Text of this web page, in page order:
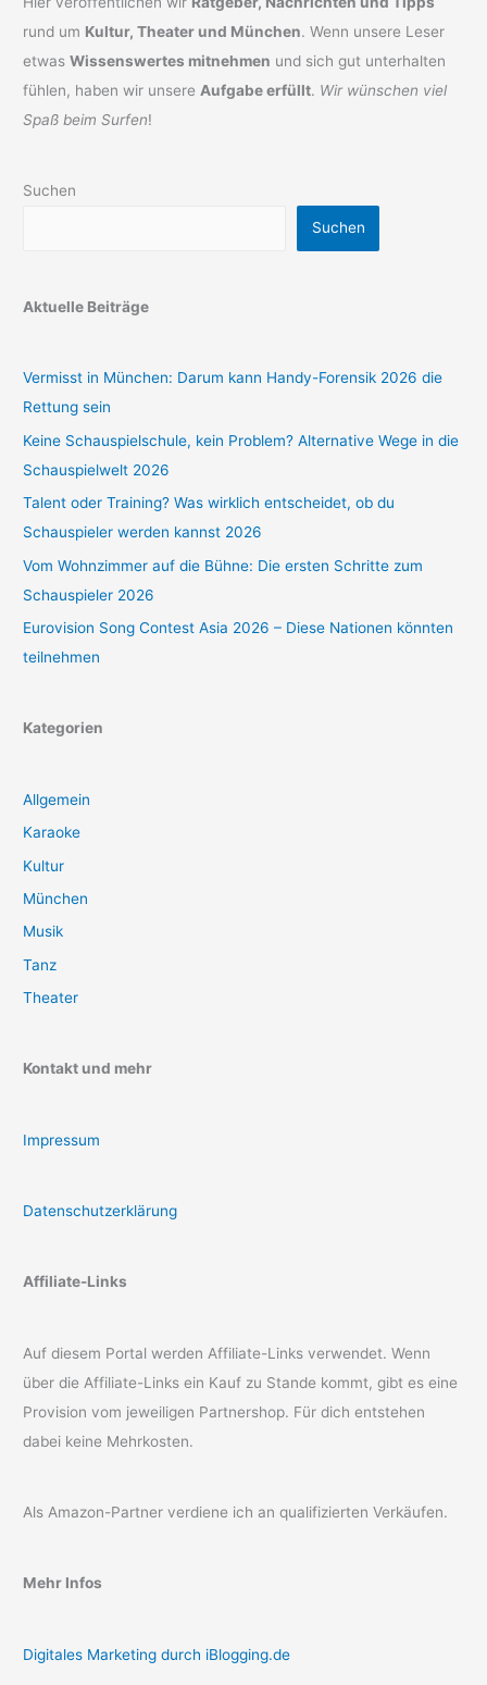
rund um Kultur, Theater und München. Wenn unsere Leser
etwasWissenswertes mitnehmen und sich gut unterhalten
fühlen, haben wir unsere Aufgabe erfüllt. Wir wünschen viel
Spaß beim Surfen!
Suchen
Suchen
Aktuelle Beiträge
Vermisst in München: Darum kann Handy-Forensik 2026 die
Rettung sein
Keine Schauspielschule, kein Problem? Alternative Wege in die
Schauspielwelt 2026
Talent oder Training? Was wirklich entscheidet, ob du
Schauspieler werden kannst 2026
Vom Wohnzimmer auf die Bühne: Die ersten Schritte zum
Schauspieler 2026
Eurovision Song Contest Asia 2026 – Diese Nationen könnten
teilnehmen
Kategorien
Allgemein
Karaoke
Kultur
München
Musik
Tanz
Theater
Kontakt und mehr
Impressum
Datenschutzerklärung
Affiliate-Links
Auf diesem Portal werden Affiliate-Links verwendet. Wenn
über die Affiliate-Links ein Kauf zu Stande kommt, gibt es eine
Provision vom jeweiligen Partnershop. Für dich entstehen
dabei keine Mehrkosten.
Als Amazon-Partner verdiene ich an qualifizierten Verkäufen.
Mehr Infos
Digitales Marketing durch iBlogging.de